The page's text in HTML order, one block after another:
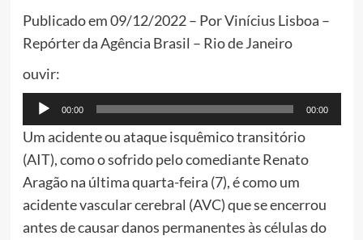
Publicado em 09/12/2022 – Por Vinícius Lisboa –
Repórter da Agência Brasil – Rio de Janeiro
ouvir:
Tocador
de
áudio
00:00 00:00
Um acidente ou ataque isquêmico transitório
(AIT), como o sofrido pelo comediante Renato
Aragão na última quarta-feira (7), é como um
acidente vascular cerebral (AVC) que se encerrou
antes de causar danos permanentes às células do